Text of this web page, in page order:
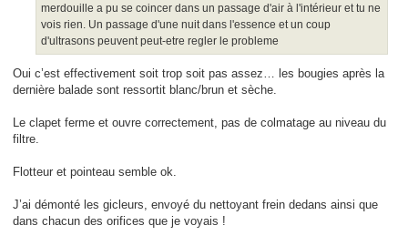
merdouille a pu se coincer dans un passage d'air à l'intérieur et tu ne
vois rien. Un passage d'une nuit dans l'essence et un coup
d'ultrasons peuvent peut-etre regler le probleme
Oui c’est effectivement soit trop soit pas assez… les bougies après la
dernière balade sont ressortit blanc/brun et sèche.
Le clapet ferme et ouvre correctement, pas de colmatage au niveau du
filtre.
Flotteur et pointeau semble ok.
J’ai démonté les gicleurs, envoyé du nettoyant frein dedans ainsi que
dans chacun des orifices que je voyais !